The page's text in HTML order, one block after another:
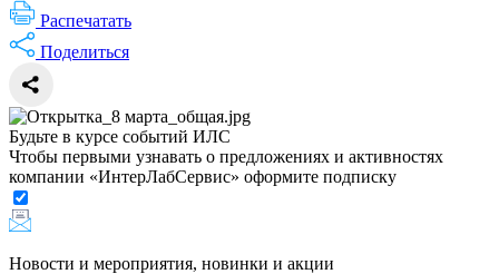
Распечатать
Поделиться
Будьте в курсе событий ИЛС
Чтобы первыми узнавать о предложениях и активностях
компании «ИнтерЛабСервис» оформите подписку
Новости и мероприятия, новинки и акции